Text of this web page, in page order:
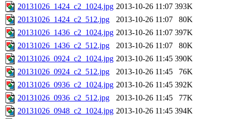
20131026_1424_c2_1024.jpg 2013-10-26 11:07 393K
20131026_1424_c2_512.jpg
2013-10-26 11:07
80K
20131026_1436_c2_1024.jpg 2013-10-26 11:07 397K
20131026_1436_c2_512.jpg
2013-10-26 11:07
80K
20131026_0924_c2_1024.jpg 2013-10-26 11:45 390K
20131026_0924_c2_512.jpg
2013-10-26 11:45
76K
20131026_0936_c2_1024.jpg 2013-10-26 11:45 392K
20131026_0936_c2_512.jpg
2013-10-26 11:45
77K
20131026_0948_c2_1024.jpg 2013-10-26 11:45 394K